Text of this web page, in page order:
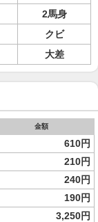
2馬身
クビ
大差
金額
610円
210円
240円
190円
3,250円